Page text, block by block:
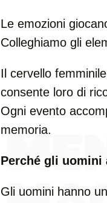
Le emozioni
Colleghiamo gli
Il cervello
consente loro di
Ogni evento
memoria.
Perché gli uomini
Gli uomini hanno